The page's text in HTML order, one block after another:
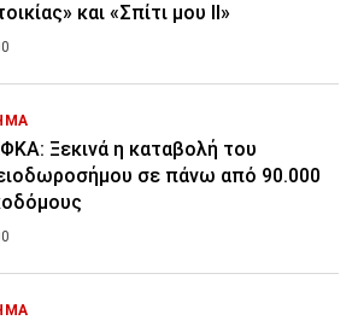
και «Σπίτι μου ΙΙ»
Ξεκινά η καταβολή του
σε πάνω από 90.000